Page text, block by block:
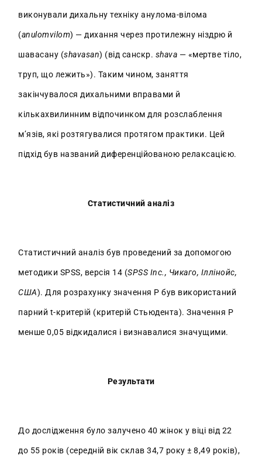
виконували дихальну техніку анулома-вілома
(anulomvilom) — дихання через протилежну ніздрю й
шавасану (shavasan) (від санскр. shava — «мертве тіло,
труп, що лежить»). Таким чином, заняття
закінчувалося дихальними вправами й
кількахвилинним відпочинком для розслаблення
м’язів, які розтягувалися протягом практики. Цей
підхід був названий диференційованою релаксацією.
Статистичний аналіз
Статистичний аналіз був проведений за допомогою
методики SPSS, версія 14 (SPSS Inc., Чикаго, Іллінойс,
США). Для розрахунку значення Р був використаний
парний t-критерій (критерій Стьюдента). Значення Р
менше 0,05 відкидалися і визнавалися значущими.
Результати
До дослідження було залучено 40 жінок у віці від 22
до 55 років (середній вік склав 34,7 року ± 8,49 років),